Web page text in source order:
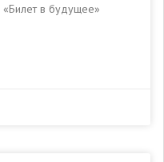
«Билет в будущее»